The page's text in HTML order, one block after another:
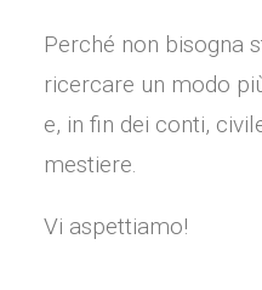
Perché non bisogna
ricercare un modo
e, in fin dei conti,
mestiere.
Vi aspettiamo!